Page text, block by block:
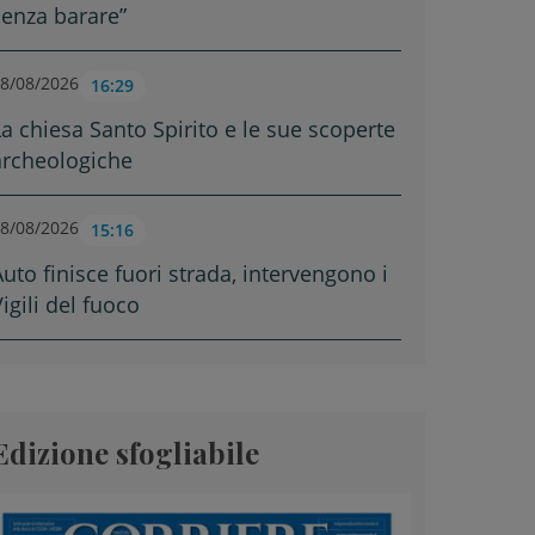
barare”
08/2026 16:29
chiesa Santo Spirito e le sue scoperte
08/2026 15:16
finisce fuori strada, intervengono i
del fuoco
sfogliabile